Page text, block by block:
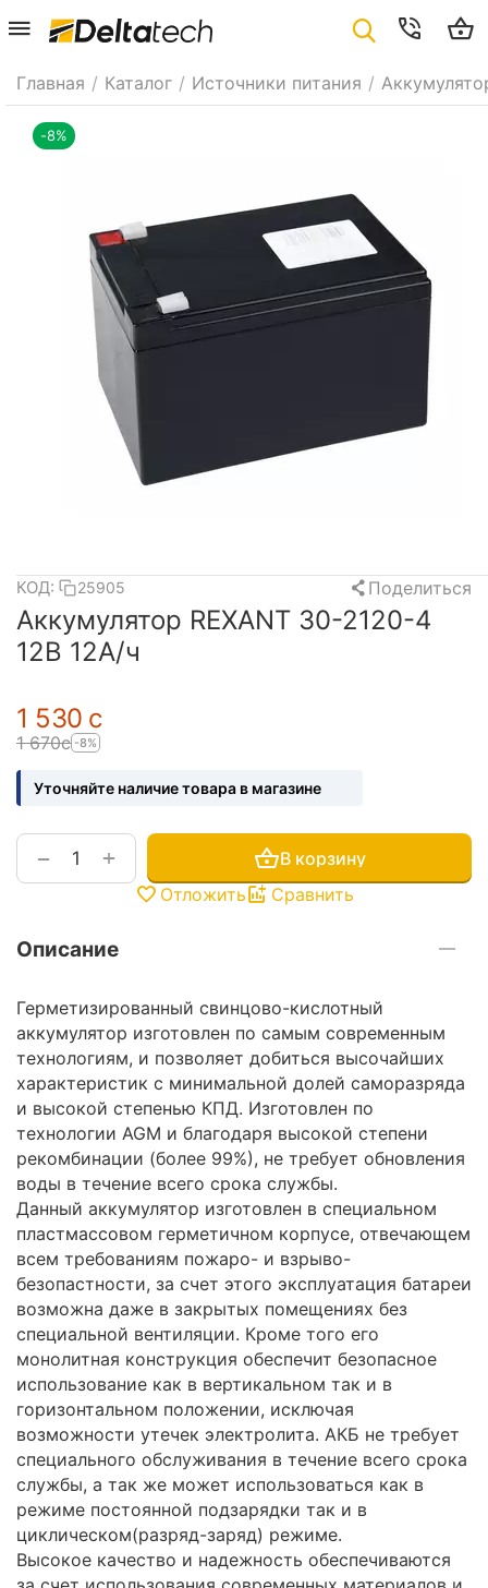
Главная / Каталог / Источники питания /
-8%
КОД: 25905 Поделиться
Аккумулятор REXANT 30-2120-4
12В 12А/ч
1 530 с
1 670с -8%
Уточняйте наличие товара в магазине
+
−
В корзину
Отложить
Сравнить
Описание
Герметизированный свинцово-кислотный
аккумулятор изготовлен по самым современным
технологиям, и позволяет добиться высочайших
характеристик с минимальной долей саморазряда
и высокой степенью КПД. Изготовлен по
технологии AGM и благодаря высокой степени
рекомбинации (более 99%), не требует обновления
воды в течение всего срока службы.
Данный аккумулятор изготовлен в специальном
пластмассовом герметичном корпусе, отвечающем
всем требованиям пожаро- и взрыво-
безопастности, за счет этого эксплуатация батареи
возможна даже в закрытых помещениях без
специальной вентиляции. Кроме того его
монолитная конструкция обеспечит безопасное
использование как в вертикальном так и в
горизонтальном положении, исключая
возможности утечек электролита. АКБ не требует
специального обслуживания в течение всего срока
службы, а так же может использоваться как в
режиме постоянной подзарядки так и в
циклическом(разряд-заряд) режиме.
Высокое качество и надежность обеспечиваются